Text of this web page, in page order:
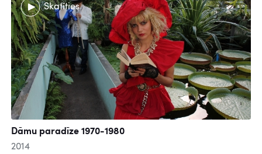
Skatīties
Dāmu paradīze 1970-1980
2014